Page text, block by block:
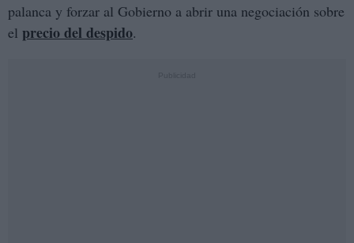
palanca y forzar al Gobierno a abrir una negociación sobre
el precio del despido.